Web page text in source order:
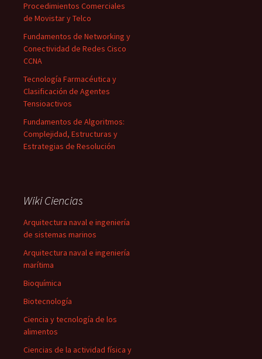
Procedimientos Comerciales
de Movistar y Telco
Fundamentos de Networking y
Conectividad de Redes Cisco
CCNA
Tecnología Farmacéutica y
Clasificación de Agentes
Tensioactivos
Fundamentos de Algoritmos:
Complejidad, Estructuras y
Estrategias de Resolución
Wiki Ciencias
Arquitectura naval e ingeniería
de sistemas marinos
Arquitectura naval e ingeniería
marítima
Bioquímica
Biotecnología
Ciencia y tecnología de los
alimentos
Ciencias de la actividad física y